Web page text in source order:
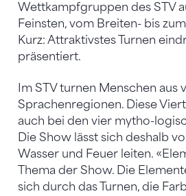
Wettkampfgruppen des STV
Feinsten, vom Breiten- bis
Kurz: Attraktivstes Turnen
präsentiert.
Im STV turnen Menschen aus
Sprachenregionen. Diese
auch bei den vier mytho-
Die Show lässt sich deshalb
Wasser und Feuer leiten.
Thema der Show. Die
sich durch das Turnen, die